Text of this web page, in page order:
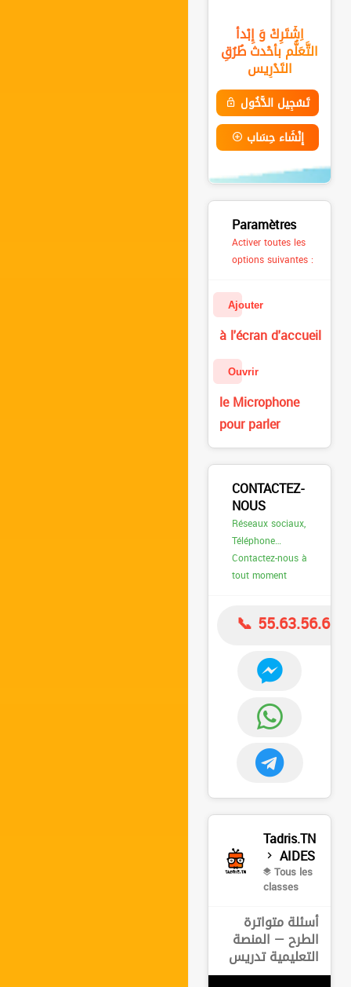
اِشْتَرِكْ وَ إِبْدأ
التَّعَلُّم بأحْدث طُرُقِ
التَدْرِيس
تَسْجِيل الدُّخُول
إِنْشَاء حِسَاب
Paramètres
Activer toutes les
options suivantes :
Ajouter
à l'écran d'accueil
Ouvrir
le Microphone
pour parler
CONTACTEZ-
NOUS
Réseaux sociaux,
Téléphone…
Contactez-nous à
tout moment
📞 55.63.56.66
Tadris.TN
AIDES
Tous les
classes
أسئلة متواترة
الطرح — المنصة
التعليمية تدريس